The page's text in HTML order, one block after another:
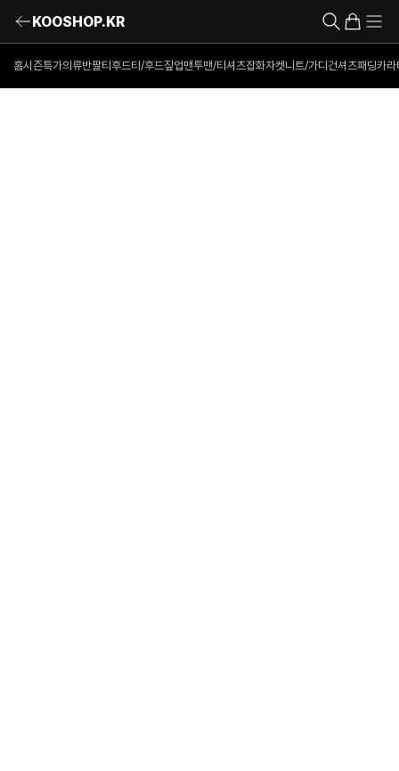
KOOSHOP.KR
홈시즌특가의류반팔티 후드티/후드짚업맨투맨/티셔츠잡화자켓니트/가디건셔츠패딩카라